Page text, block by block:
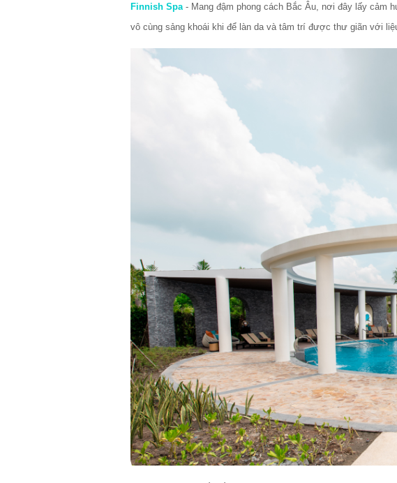
Finnish Spa - Mang đậm phong cách Bắc Âu, nơi đây lấy cảm
vô cùng sảng khoái khi để làn da và tâm trí được thư giãn với